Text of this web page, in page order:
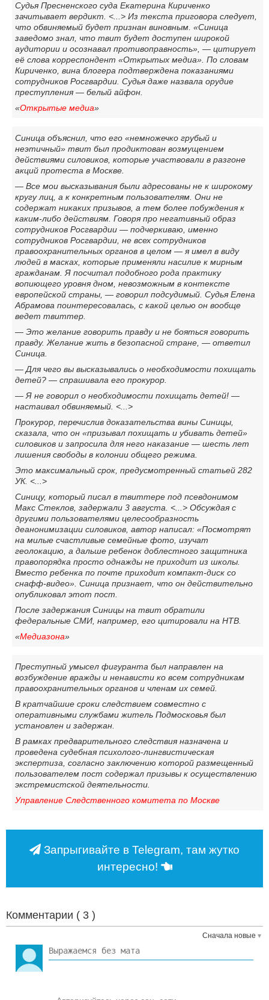
Судья Пресненского суда Екатерина Кириченко
зачитывает вердикт. <...> Из текста приговора следует,
что обвиняемый будет признан виновным. «Синица
заведомо знал, что твит будет доступен широкой
аудитории и осознавал противоправность», — цитирует
её слова корреспондент «Открытых медиа». По словам
Кириченко, вина блогера подтверждена показаниями
сотрудников Росгвардии. Судья даже назвала орудие
преступления — белый айфон.
«Открытые медиа»
Синица объяснил, что его «немножечко грубый и
неэтичный» твит был продиктован возмущением
действиями силовиков, которые участвовали в разгоне
акций протеста в Москве.
— Все мои высказывания были адресованы не к широкому
кругу лиц, а к конкретным пользователям. Они не
содержат никаких призывов, а тем более побуждения к
каким-либо действиям. Говоря про негативный образ
сотрудников Росгвардии — подчеркиваю, именно
сотрудников Росгвардии, не всех сотрудников
правоохранительных органов в целом — я имел в виду
людей в масках, которые применяли насилие к мирным
гражданам. Я посчитал подобного рода практику
вопиющего уровня дном, невозможным в контексте
европейской страны, — говорил подсудимый. Судья Елена
Абрамова поинтересовалась, с какой целью он вообще
ведет твиттер.
— Это желание говорить правду и не бояться говорить
правду. Желание жить в безопасной стране, — ответил
Синица.
— Для чего вы высказывались о необходимости похищать
детей? — спрашивала его прокурор.
— Я не говорил о необходимости похищать детей! —
настаивал обвиняемый. <...>
Прокурор, перечислив доказательства вины Синицы,
сказала, что он «призывал похищать и убивать детей»
силовиков и запросила для него наказание — шесть лет
лишения свободы в колонии общего режима.
Это максимальный срок, предусмотренный статьей 282
УК. <...>
Синицу, который писал в твиттере под псевдонимом
Макс Стеклов, задержали 3 августа. <...> Обсуждая с
другими пользователями целесообразность
деанонимизации силовиков, автор написал: «Посмотрят
на милые счастливые семейные фото, изучат
геолокацию, а дальше ребенок доблестного защитника
правопорядка просто однажды не приходит из школы.
Вместо ребенка по почте приходит компакт-диск со
снафф-видео». Синица признает, что он действительно
опубликовал этот пост.
После задержания Синицы на твит обратили
федеральные СМИ, например, его цитировали на НТВ.
«Медиазона»
Преступный умысел фигуранта был направлен на
возбуждение вражды и ненависти ко всем сотрудникам
правоохранительных органов и членам их семей.
В кратчайшие сроки следствием совместно с
оперативными службами житель Подмосковья был
установлен и задержан.
В рамках предварительного следствия назначена и
проведена судебная психолого-лингвистическая
экспертиза, согласно заключению которой размещенный
пользователем пост содержал призывы к осуществлению
экстремистской деятельности.
Управление Следственного комитета по Москве
Запрыгивайте в Telegram, там жутко
интересно!
Комментарии ( 3 )
Сначала новые